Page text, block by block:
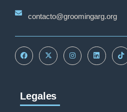
contacto@groomingarg.org
Legales